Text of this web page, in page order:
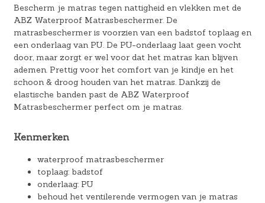
Bescherm je matras tegen nattigheid en vlekken met de
ABZ Waterproof Matrasbeschermer. De
matrasbeschermer is voorzien van een badstof toplaag en
een onderlaag van PU. De PU-onderlaag laat geen vocht
door, maar zorgt er wel voor dat het matras kan blijven
ademen. Prettig voor het comfort van je kindje en het
schoon & droog houden van het matras. Dankzij de
elastische banden past de ABZ Waterproof
Matrasbeschermer perfect om je matras.
Kenmerken
waterproof matrasbeschermer
toplaag: badstof
onderlaag: PU
behoud het ventilerende vermogen van je matras